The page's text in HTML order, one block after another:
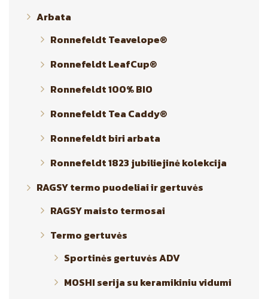
Arbata
Ronnefeldt Teavelope®
Ronnefeldt LeafCup®
Ronnefeldt 100% BIO
Ronnefeldt Tea Caddy®
Ronnefeldt biri arbata
Ronnefeldt 1823 jubiliejinė kolekcija
RAGSY termo puodeliai ir gertuvės
RAGSY maisto termosai
Termo gertuvės
Sportinės gertuvės ADV
MOSHI serija su keramikiniu vidumi